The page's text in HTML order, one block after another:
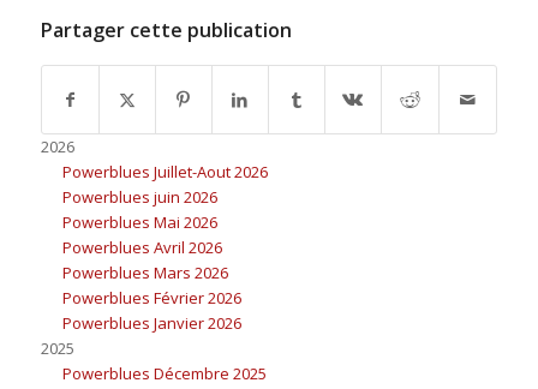
Partager cette publication
2026
Powerblues Juillet-Aout 2026
Powerblues juin 2026
Powerblues Mai 2026
Powerblues Avril 2026
Powerblues Mars 2026
Powerblues Février 2026
Powerblues Janvier 2026
2025
Powerblues Décembre 2025